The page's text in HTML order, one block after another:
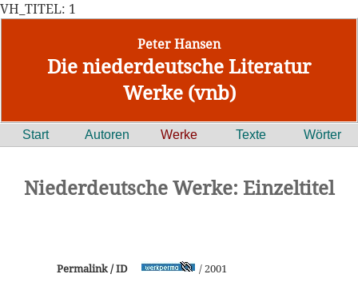
VH_TITEL: 1
Peter Hansen
Die niederdeutsche Literatur
Werke (vnb)
Start Autoren Werke Texte Wörter
Niederdeutsche Werke: Einzeltitel
Permalink / ID / 2001